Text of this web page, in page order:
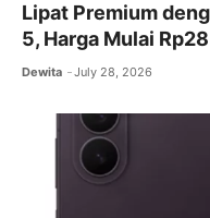
Lipat Premium
5, Harga Mulai
Dewita July 28, 2026